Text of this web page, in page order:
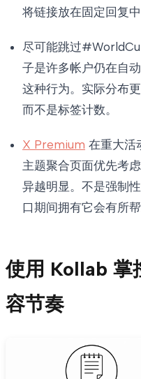
将链接放在固定回复
尽可能跳过
子是许多帐户仍在自
这种行为。实际分布
而不是标签计数。
X Premium 在重大活
主题聚合页面优先考
异越明显。不是强制
口期间拥有它会有所帮
使用 Kollab 掌
容节奏